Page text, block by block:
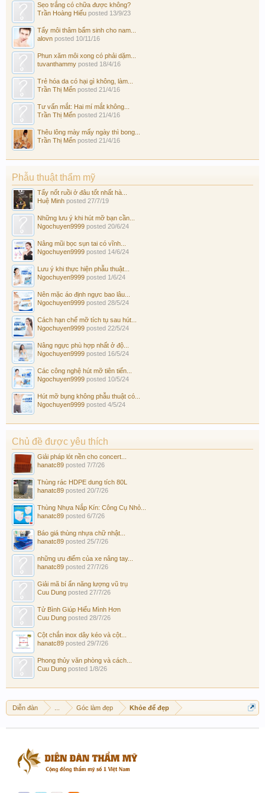
Sẹo trắng có chữa được không?
Trần Hoàng Hiếu posted 13/9/23
Tẩy môi thâm bẩm sinh cho nam...
alovn posted 10/11/16
Phun xăm môi xong có phải dặm...
tuvanthammy posted 18/4/16
Trẻ hóa da có hại gì không, làm...
Trần Thị Mến posted 21/4/16
Tư vấn mắt: Hai mí mắt không...
Trần Thị Mến posted 21/4/16
Thêu lông mày mấy ngày thì bong...
Trần Thị Mến posted 21/4/16
Phẫu thuật thẩm mỹ
Tẩy nốt ruồi ở đâu tốt nhất hà...
Huệ Minh posted 27/7/19
Những lưu ý khi hút mỡ bạn cần...
Ngochuyen9999 posted 20/6/24
Nâng mũi bọc sụn tai có vĩnh...
Ngochuyen9999 posted 14/6/24
Lưu ý khi thực hiện phẫu thuật...
Ngochuyen9999 posted 1/6/24
Nên mặc áo định ngực bao lâu...
Ngochuyen9999 posted 28/5/24
Cách hạn chế mỡ tích tụ sau hút...
Ngochuyen9999 posted 22/5/24
Nâng ngực phù hợp nhất ở độ...
Ngochuyen9999 posted 16/5/24
Các công nghệ hút mỡ tiên tiến...
Ngochuyen9999 posted 10/5/24
Hút mỡ bụng không phẫu thuật có...
Ngochuyen9999 posted 4/5/24
Chủ đề được yêu thích
Giải pháp lót nền cho concert...
hanatc89 posted 7/7/26
Thùng rác HDPE dung tích 80L
hanatc89 posted 20/7/26
Thùng Nhựa Nắp Kín: Công Cụ Nhỏ...
hanatc89 posted 6/7/26
Báo giá thùng nhựa chữ nhật...
hanatc89 posted 25/7/26
những ưu điểm của xe nâng tay...
hanatc89 posted 27/7/26
Giải mã bí ẩn năng lượng vũ trụ
Cuu Dung posted 27/7/26
Tử Bình Giúp Hiểu Mình Hơn
Cuu Dung posted 28/7/26
Cột chắn inox dây kéo và cột...
hanatc89 posted 29/7/26
Phong thủy văn phòng và cách...
Cuu Dung posted 1/8/26
Diễn đàn Góc làm đẹp Khỏe để đẹp